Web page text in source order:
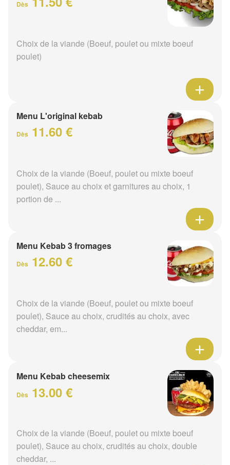
Dès
Choix de la viande (Boeuf, poulet ou mixte boeuf
poulet)
Menu L'original kebab
Dès 11.60 €
Choix de la viande (Boeuf, poulet ou mixte boeuf
poulet), Sauce au choix et garnitures au choix, 1
portion de ...
Menu Kebab 3 fromages
Dès 12.60 €
Choix de la viande (Boeuf, poulet ou mixte boeuf
poulet), Sauce au choix, crudités au choix, avec
cheddar, em...
Menu Kebab cheesemix
Dès 13.00 €
Choix de la viande (Boeuf, poulet ou mixte boeuf
poulet), Sauce au choix, crudités au choix, double
cheddar, ...